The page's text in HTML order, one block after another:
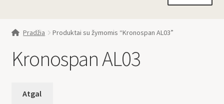
Profilis
Pradžia Produktai su žymomis “Kronospan AL03”
Kronospan AL03